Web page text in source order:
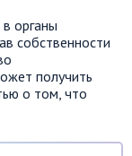
органы
собственности
получить
о том, что